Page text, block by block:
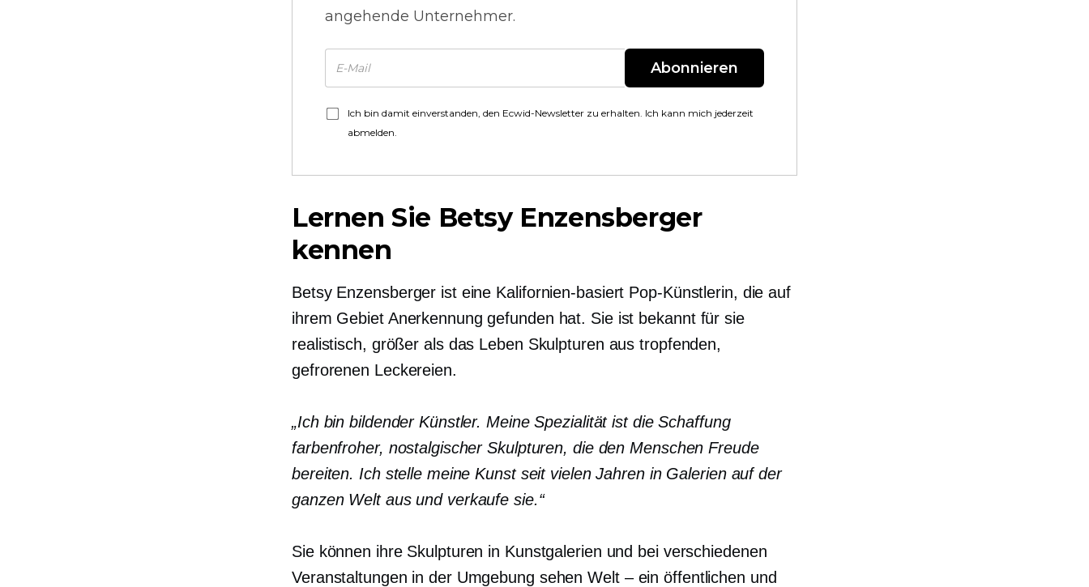
angehende Unternehmer.
Abonnieren
Ich bin damit einverstanden, den Ecwid-Newsletter zu erhalten. Ich kann mich jederzeit
abmelden.
Lernen Sie Betsy Enzensberger
kennen
Betsy Enzensberger ist eine Kalifornien-basiert Pop-Künstlerin, die auf
ihrem Gebiet Anerkennung gefunden hat. Sie ist bekanntfür sie
realistisch, größer als das Leben Skulpturen aus tropfenden,
gefrorenen Leckereien.
„Ich bin bildender Künstler. Meine Spezialität ist die Schaffung
farbenfroher, nostalgischer Skulpturen, die den Menschen Freude
bereiten. Ich stelle meine Kunst seit vielen Jahren in Galerien auf der
ganzen Welt aus und verkaufe sie.“
Sie können ihre Skulpturen in Kunstgalerien und bei verschiedenen
Veranstaltungen in der Umgebung sehenWelt – ein öffentlichen und